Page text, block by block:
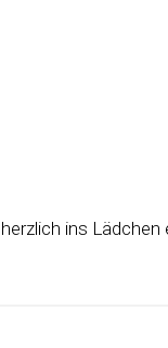
ins Lädchen